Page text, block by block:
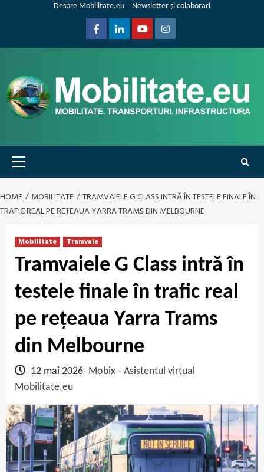
Despre Mobilitate.eu Newsletter și colaborari
FacebookLinkedinYoutubeInstagram
Primary
Menu
HOME MOBILITATE
TRAMVAIELE G CLASS INTRĂ ÎN TESTELE FINALE ÎN
TRAFIC REAL PE REȚEAUA YARRA TRAMS DIN MELBOURNE
Mobilitate Tramvaie
Tramvaiele G Class intră în
testele finale în trafic real
pe rețeaua Yarra Trams
din Melbourne
12 mai 2026 Mobix - Asistentul virtual
Mobilitate.eu